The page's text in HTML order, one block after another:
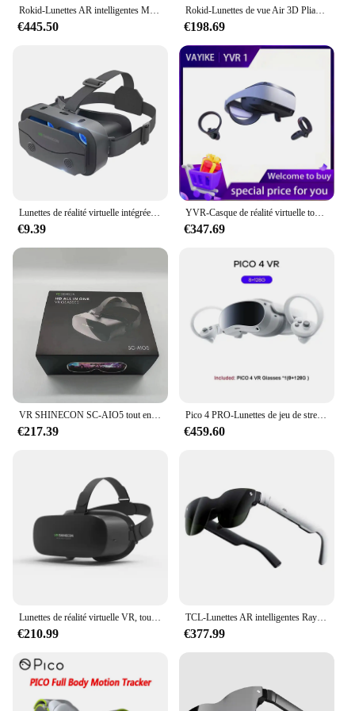
Rokid-Lunettes AR intelligentes Max 3D avec station Rokid, visualisation de jeu pour Apple, Huawei, écran projeté, téléphone VR, tout-en-un, Navidad
€445.50
Rokid-Lunettes de vue Air 3D Pliables VR Smart AR, Écran 120 ", OLED 1080P, Affichage des touristes, 43 °, FoV, 55PPD, Jeu à domicile, Dispositif
€198.69
Lunettes de réalité virtuelle intégrées, lunettes VR, jeux de film 3D, adaptées aux vidéos à effet 3D
€9.39
YVR-Casque de réalité virtuelle tout-en-un, expérience de réalité virtuelle, contrôleur optique infrarouge 6DOF, 1 VR, 4K, immersif
€347.69
€217.39
Pico 4 PRO-Lunettes de jeu de streaming VR, affichage avancé du casque de réalité virtuelle tout-en-un, 55 jeux populaires librement, 256 Go, 3D, 8K
€459.60
€210.99
TCL-Lunettes AR intelligentes Rayneo Air 3, Affichage HD, Écran portable, 120Hz, Haute rafraîchissement, PomerS6, Déterminer angiScreen, Lunettes VR
€377.99